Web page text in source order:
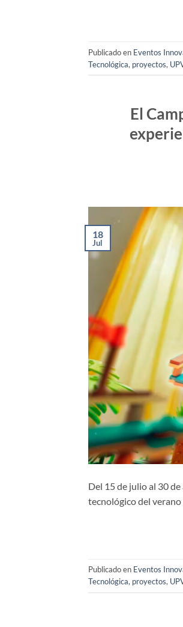
Publicado en Eventos
Tecnológica, proyectos,
El
18
Jul
Del 15 de julio al 30
tecnológico del
Publicado en Eventos
Tecnológica, proyectos,